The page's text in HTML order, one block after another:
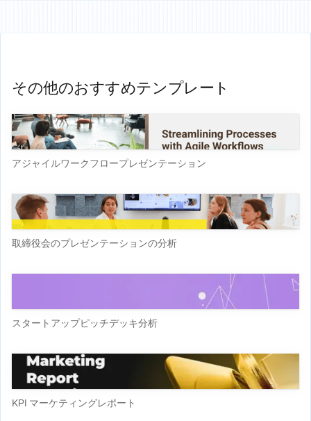
その他のおすすめテンプレート
アジャイルワークフロープレゼンテーション
取締役会のプレゼンテーションの分析
スタートアップピッチデッキ分析
KPI マーケティングレポート